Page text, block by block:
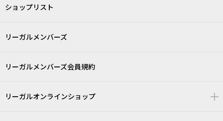
ショップリスト
リーガルメンバーズ
リーガルメンバーズ会員規約
リーガルオンラインショップ